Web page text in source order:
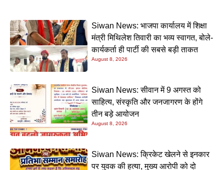
Siwan News: भाजपा कार्यालय में शिक्षा
मंत्री मिथिलेश तिवारी का भव्य स्वागत, बोले-
कार्यकर्ता ही पार्टी की सबसे बड़ी ताकत
August 8, 2026
Siwan News: सीवान में 9 अगस्त को
साहित्य, संस्कृति और जनजागरण के होंगे
तीन बड़े आयोजन
August 8, 2026
Siwan News: क्रिकेट खेलने से इनकार
पर युवक की हत्या, मुख्य आरोपी को दो